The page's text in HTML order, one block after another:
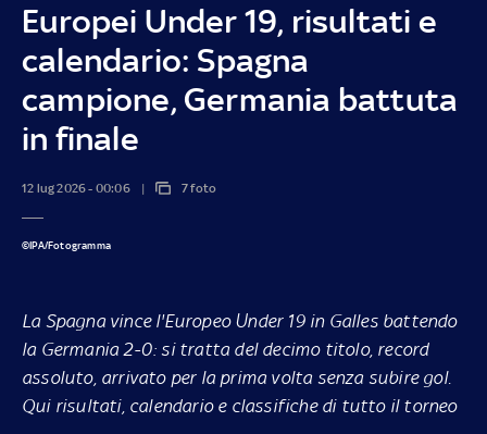
Europei Under 19, risultati e
calendario: Spagna
campione, Germania battuta
in finale
12 lug 2026 - 00:06 7 foto
©IPA/Fotogramma
La Spagna vince l'Europeo Under 19 in Galles battendo
la Germania 2-0: si tratta del decimo titolo, record
assoluto, arrivato per la prima volta senza subire gol.
Qui risultati, calendario e classifiche di tutto il torneo